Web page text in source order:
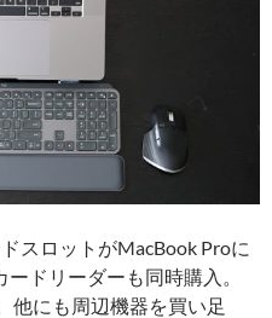
スロットがMacBook Proに
ドリーダーも同時購入。
他にも周辺機器を買い足